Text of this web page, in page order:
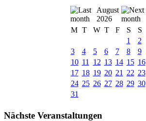
August
2026
M T W T F S
S
1
2
3
4 5 6 7 8
9
10 11 12 13 14 15 16
17 18 19 20 21 22 23
24 25 26 27 28 29 30
31
Nächste Veranstaltungen